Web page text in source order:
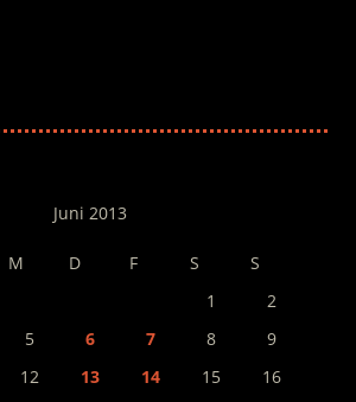
Juni 2013
M D F S
S
1
2
5 6 7 8
9
12 13 14 15
16